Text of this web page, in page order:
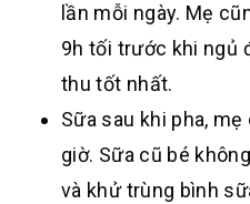
lần mỗi ngày. Mẹ
9h tối trước khi ngủ
thu tốt nhất.
Sữa sau khi pha,
giờ. Sữa cũ bé
và khử trùng bình